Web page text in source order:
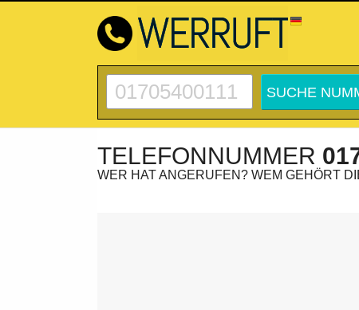
TELEFONNUMMER
WER HAT ANGERUFEN? WEM GEHÖRT